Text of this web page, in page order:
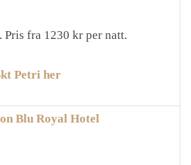
fra 1230 kr per natt.
Petri her
Blu Royal Hotel